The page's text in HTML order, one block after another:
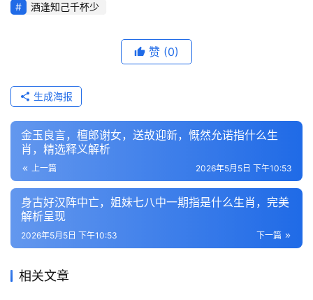
酒逢知己千杯少
赞 (0)
生成海报
金玉良言，檀郎谢女，送故迎新，慨然允诺指什么生
肖，精选释义解析
上一篇 2026年5月5日 下午10:53
身古好汉阵中亡，姐妹七八中一期指是什么生肖，完美
解析呈现
下一篇
2026年5月5日 下午10:53
相关文章